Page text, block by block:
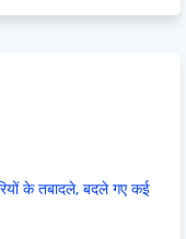
के तबादले, बदले गए कई